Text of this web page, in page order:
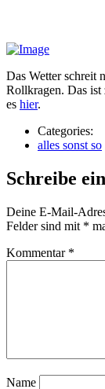
Das Wetter schreit
Rollkragen. Das ist
es hier.
Categories:
alles sonst so
Schreibe
Deine E-Mail-
Felder sind mit *
Kommentar *
Name